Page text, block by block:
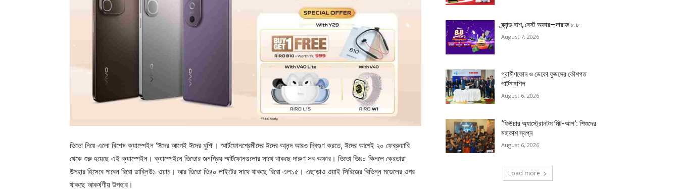
ভিভো নিয়ে এলো বিশেষ ক্যাম্পেইন ‘ঈদের আগেই ঈদের খুশি’। স্মার্টফোনপ্রেমীদের ঈদের আনন্দ আরও দ্বিগুণ করতে, ঈদের আগেই ২০ ফেব্রুয়ারি
থেকে শুরু হয়েছে এই ক্যাম্পেইন। ক্যাম্পেইনে ভিভোর জনপ্রিয় স্মার্টফোনগুলোর সাথে থাকছে দারুণ সব অফার। ভিভো ভি৪০ কিনলে ক্রেতারা
উপহার হিসেবে পাবেন রিরো ডাব্লিউ১ ওয়াচ। আর ভিভো ভি৪০ লাইটের সাথে থাকছে রিরো এল১৫। এছাড়াও ওয়াই সিরিজের বিভিন্ন মডেলের ওপর
থাকছে আকর্ষণীয় উপহার।
ব্র্যান্ড রাশ, বেস্ট অফার—দারাজ ৮.৮
August 7, 2026
গ্রামীণফোন ও ডেকো ফুডসের কৌশগত
পার্টনারশিপ
August 6, 2026
‘ফিউচার অ্যাস্ট্রোনটস মিট-আপ’: শিশুদের
মহাকাশ স্বপ্ন
August 6, 2026
Load more